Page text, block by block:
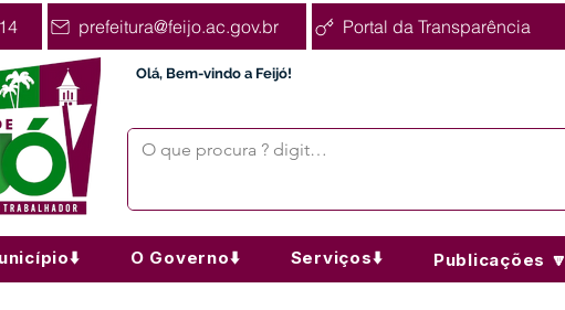
prefeitura@feijo.ac.gov.br Portal da Transparência
Olá, Bem-vindo a Feijó!
O Governo⬇️ Serviços⬇️ Publicações 🔽